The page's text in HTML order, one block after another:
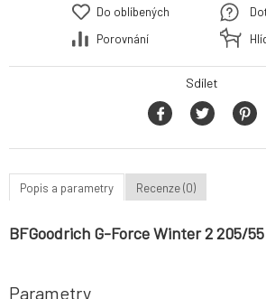
Do oblíbených
Porovnání
Sdílet
Popis a parametry Recenze (0)
BFGoodrich G-Force Winter 2 205/55
Parametry